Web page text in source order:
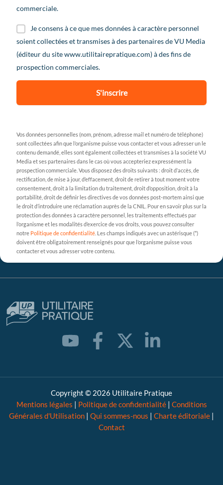
commerciale.
Je consens à ce que mes données à caractère personnel
soient collectées et transmises à des partenaires de VU Media
(éditeur du site www.utilitairepratique.com) à des fins de
prospection commerciales.
S'inscrire
Vos données personnelles (nom, prénom, adresse mail et numéro de téléphone)
sont collectées afin que l’organisme puisse vous contacter et vous adresser un le
contenu demandé, elles sont également collectées et transmises à la société VU
Media et ses partenaires dans le cas où vous accepteriez expressément la
prospection commerciale. Vous disposez des droits suivants : droit d’accès, de
rectification, de mise à jour, d’effacement, droit de retirer à tout moment votre
consentement, droit à la limitation du traitement, droit d’opposition, droit à la
portabilité, droit de définir les directives de vos données post-mortem ainsi que
le droit d’introduire une réclamation auprès de la CNIL. Pour en savoir plus sur la
protection des données à caractère personnel, les traitements effectués par
l’organisme et les modalités d’exercice de vos droits, vous pouvez consulter
notre Politique de confidentialité. Les champs indiqués avec un astérisque (*)
doivent être obligatoirement renseignés pour que l’organisme puisse vous
contacter et vous adresser votre contenu.
Copyright © 2026 Utilitaire Pratique
Mentions légales
Politique de confidentialité| Conditions
Générales d'Utilisation
Qui sommes-nous Charte éditoriale
Contact